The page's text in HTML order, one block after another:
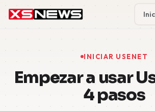
INICIAR USENET
Empezar a usar
4 pasos